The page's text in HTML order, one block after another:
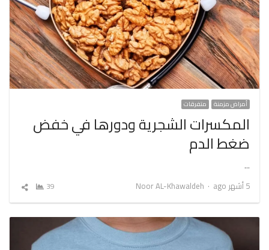
أمراض مزمنة متفرقات
المكسرات الشجرية ودورها في خفض
ضغط الدم
…
5 أشهر ago
Author
Noor AL-Khawaldeh
39
شارك